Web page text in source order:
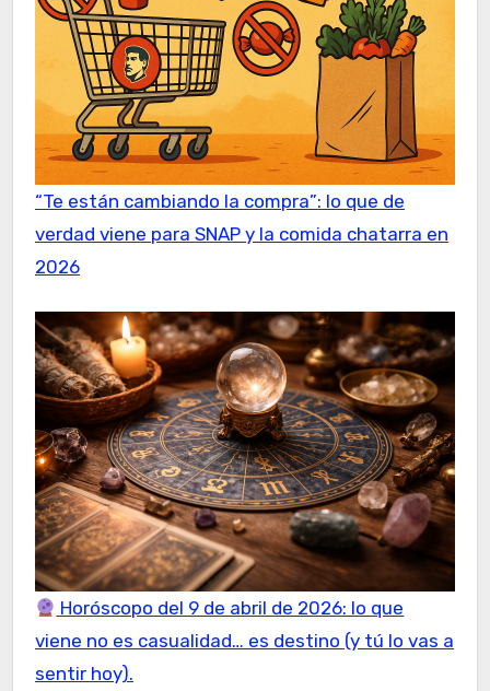
“Te están cambiando la compra”: lo que de
verdad viene para SNAP y la comida chatarra en
2026
Horóscopo del 9 de abril de 2026: lo que
viene no es casualidad… es destino (y tú lo vas a
sentir hoy).